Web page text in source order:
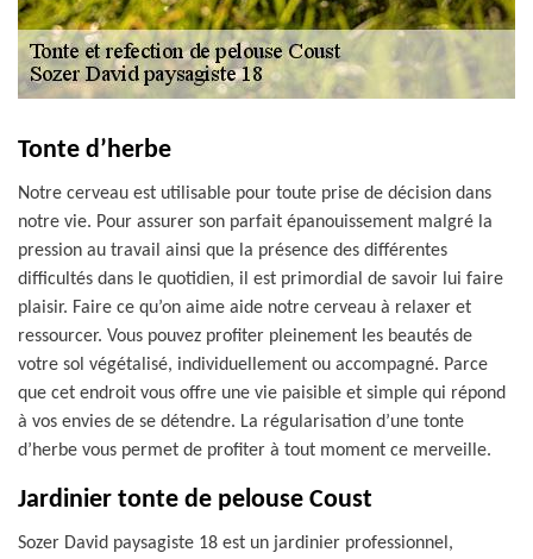
Tonte d’herbe
Notre cerveau est utilisable pour toute prise de décision dans
notre vie. Pour assurer son parfait épanouissement malgré la
pression au travail ainsi que la présence des différentes
difficultés dans le quotidien, il est primordial de savoir lui faire
plaisir. Faire ce qu’on aime aide notre cerveau à relaxer et
ressourcer. Vous pouvez profiter pleinement les beautés de
votre sol végétalisé, individuellement ou accompagné. Parce
que cet endroit vous offre une vie paisible et simple qui répond
à vos envies de se détendre. La régularisation d’une tonte
d’herbe vous permet de profiter à tout moment ce merveille.
Jardinier tonte de pelouse Coust
Sozer David paysagiste 18 est un jardinier professionnel,